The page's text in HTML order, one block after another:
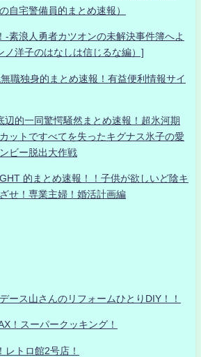
自宅警備員的まとめ速報）
-素浪人勇者カツオンの未解決事件簿へよ
ノ洋子のはなしは信じるな編）]
独身的まとめ速報！有益便利情報サイ
辺的一同驚愕騒然まとめ速報！超氷河期
ットですべてを失ったキグナス氷子の愛
ビー脱出大作戦
的まとめ速報！！子供が欲しいど陰キ
せ！専業主婦！婚活計画編
ース山さんのリフォームひとりDIY！！
！スーパークッキング！
レトロ館2号店！